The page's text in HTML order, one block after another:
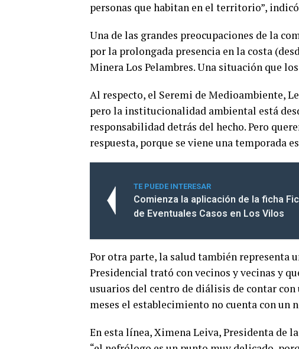
personas que habitan en el territorio”,
Una de las grandes preocupaciones de la
por la prolongada presencia en la costa
Minera Los Pelambres. Una situación que
Al respecto, el Seremi de Medioambiente,
pero la institucionalidad ambiental está
responsabilidad detrás del hecho. Pero
respuesta, porque se viene una temporada
TE PUEDE INTERESAR
Comienza la aplicación de la ficha
de Eventuales Casos en Los Vilos
Por otra parte, la salud también representa
Presidencial trató con vecinos y vecinas y
usuarios del centro de diálisis de contar con
meses el establecimiento no cuenta con un
En esta línea, Ximena Leiva, Presidenta de